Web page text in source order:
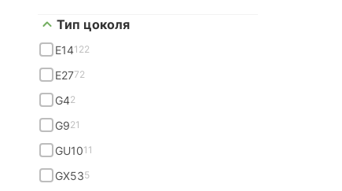
Тип цоколя
E14122
E2772
G42
G921
GU1011
GX535